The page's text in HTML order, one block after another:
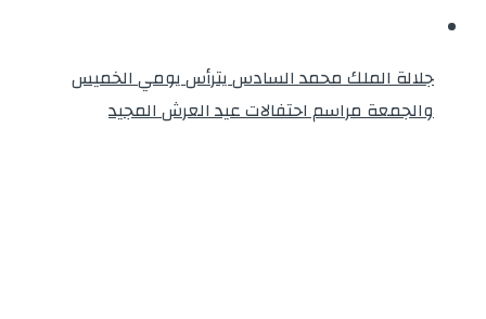
جلالة الملك محمد السادس يترأس يومي الخميس
والجمعة مراسم احتفالات عيد العرش المجيد